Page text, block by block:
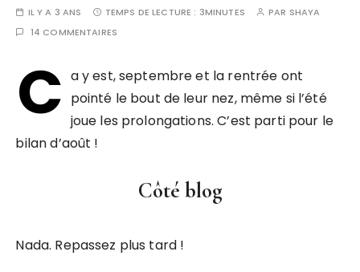
IL Y A 3 ANS TEMPS DE LECTURE : 3MINUTES PAR SHAYA
14 COMMENTAIRES
C a y est, septembre et la rentrée ont
pointé le bout de leur nez, même si l’été
joue les prolongations. C’est parti pour le
bilan d’août !
Côté blog
Nada. Repassez plus tard !